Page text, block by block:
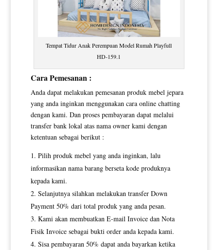
Tempat Tidur Anak Perempuan Model Rumah Playfull
HD-159.1
Cara Pemesanan :
Anda dapat melakukan pemesanan produk mebel jepara
yang anda inginkan menggunakan cara online chatting
dengan kami. Dan proses pembayaran dapat melalui
transfer bank lokal atas nama owner kami dengan
ketentuan sebagai berikut :
Pilih produk mebel yang anda inginkan, lalu
informasikan nama barang berseta kode produknya
kepada kami.
Selanjutnya silahkan melakukan transfer Down
Payment 50% dari total produk yang anda pesan.
Kami akan membuatkan E-mail Invoice dan Nota
Fisik Invoice sebagai bukti order anda kepada kami.
Sisa pembayaran 50% dapat anda bayarkan ketika